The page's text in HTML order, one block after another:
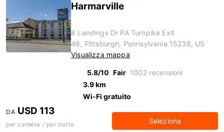
Harmarville
8 Landings Dr PA Turnpike Exit
48, Pittsburgh, Pennsylvania 15238, US
Visualizza mappa
5.8/10 Fair 1002 recensioni
3.9 km
Wi-Fi gratuito
DA USD 113
per camera / per notte Seleziona